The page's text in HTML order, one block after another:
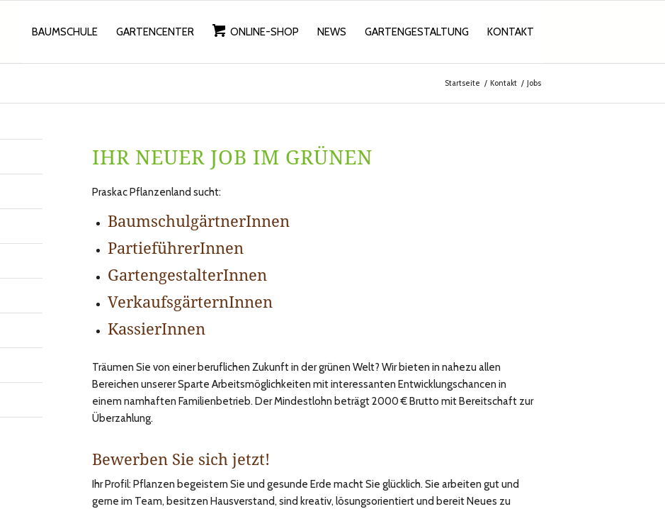
BAUMSCHULE GARTENCENTER ONLINE-SHOP NEWS GARTENGESTALTUNG KONTAKT
Startseite / Kontakt / Jobs
IHR NEUER JOB IM GRÜNEN
Praskac Pflanzenland sucht:
BaumschulgärtnerInnen
PartieführerInnen
GartengestalterInnen
VerkaufsgärternInnen
KassierInnen
Träumen Sie von einer beruflichen Zukunft in der grünen Welt? Wir bieten in nahezu allen
Bereichen unserer Sparte Arbeitsmöglichkeiten mit interessanten Entwicklungschancen in
einem namhaften Familienbetrieb. Der Mindestlohn beträgt 2000 € Brutto mit Bereitschaft zur
Überzahlung.
Bewerben Sie sich jetzt!
Ihr Profil: Pflanzen begeistern Sie und gesunde Erde macht Sie glücklich. Sie arbeiten gut und
gerne im Team, besitzen Hausverstand, sind kreativ, lösungsorientiert und bereit Neues zu